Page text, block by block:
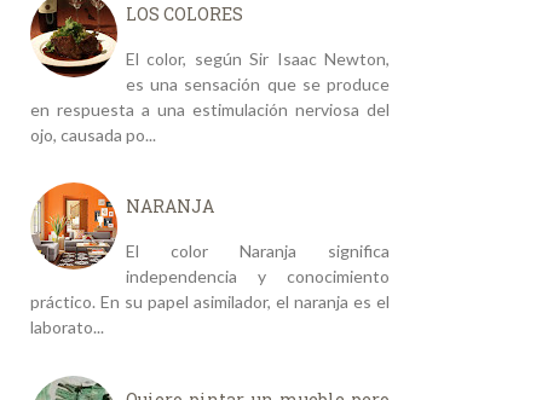
LOS COLORES
El color, según Sir Isaac Newton,
es una sensación que se produce
en respuesta a una estimulación nerviosa del
ojo, causada po...
NARANJA
El color Naranja significa
independencia y conocimiento
práctico. En su papel asimilador, el naranja es el
laborato...